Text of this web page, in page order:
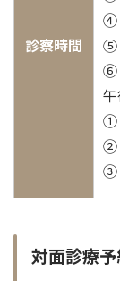
診察時間
④
⑤
①
②
③
対面診療